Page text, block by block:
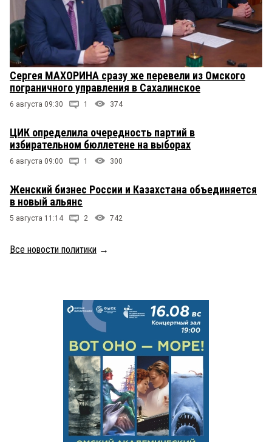
Сергея МАХОРИНА сразу же перевели из Омского
пограничного управления в Сахалинское
6 августа 09:30 1 374
ЦИК определила очередность партий в
избирательном бюллетене на выборах
6 августа 09:00 1 300
Женский бизнес России и Казахстана объединяется
в новый альянс
5 августа 11:14 2 742
Все новости политики →